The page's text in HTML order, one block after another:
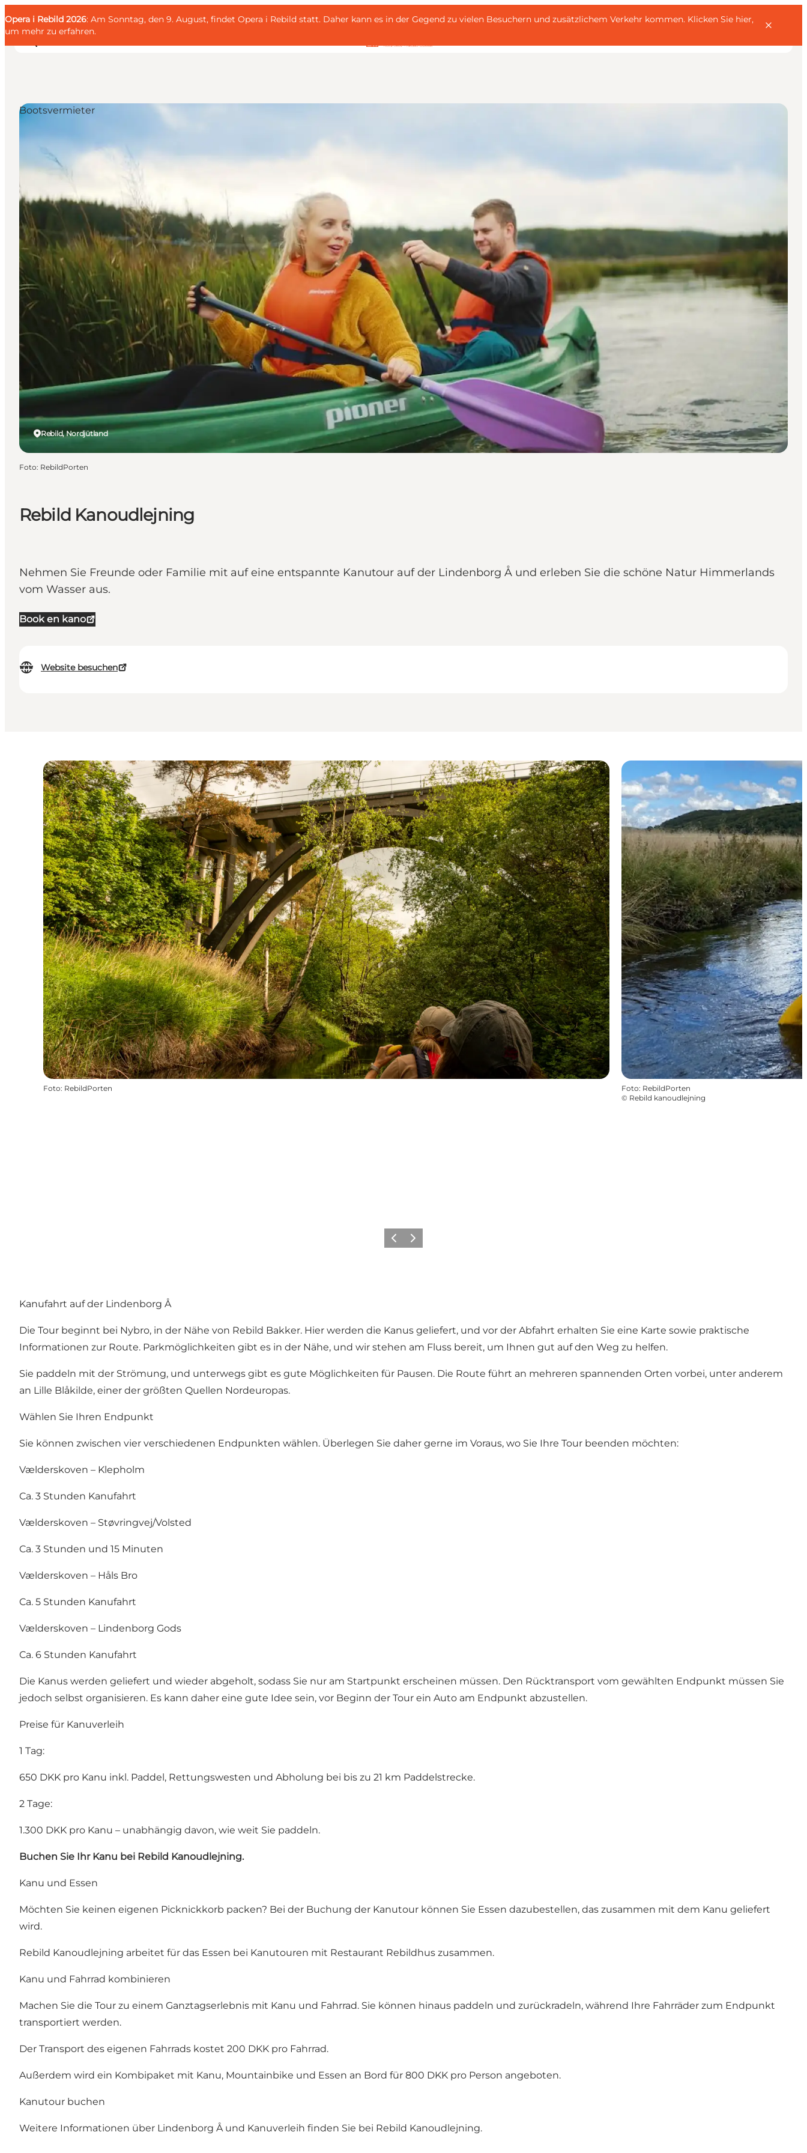
Opera i Rebild 2026: Am Sonntag, den 9. August, findet Opera i Rebild statt. Daher kann es in der Gegend zu vielen Besuchern und zusätzlichem Verkehr kommen. Klicken Sie hier,
um mehr zu erfahren.
Liebespaar
Entdecker
Aktive
KALENDER & EVENTS
KARTEN
REISEPLANUNG
GästeDeutsch
Rebild Kanoudlejning
Nehmen Sie Freunde oder Familie mit auf eine entspannte Kanutour auf der Lindenborg Å und erleben Sie die schöne Natur Himmerlands
vom Wasser aus.
Book en kano
Website besuchen
Rebild, Nordjütland
Bootsvermieter
Foto: RebildPorten
Foto: RebildPorten Foto: RebildPorten
© Rebild kanoudlejning
Vorherige Folie
Nächste Folie
Kanufahrt auf der Lindenborg Å
Die Tour beginnt bei Nybro, in der Nähe von Rebild Bakker. Hier werden die Kanus geliefert, und vor der Abfahrt erhalten Sie eine Karte sowie praktische
Informationen zur Route. Parkmöglichkeiten gibt es in der Nähe, und wir stehen am Fluss bereit, um Ihnen gut auf den Weg zu helfen.
Sie paddeln mit der Strömung, und unterwegs gibt es gute Möglichkeiten für Pausen. Die Route führt an mehreren spannenden Orten vorbei, unter anderem
an Lille Blåkilde, einer der größten Quellen Nordeuropas.
Wählen Sie Ihren Endpunkt
Sie können zwischen vier verschiedenen Endpunkten wählen. Überlegen Sie daher gerne im Voraus, wo Sie Ihre Tour beenden möchten:
Vælderskoven – Klepholm
Ca. 3 Stunden Kanufahrt
Vælderskoven – Støvringvej/Volsted
Ca. 3 Stunden und 15 Minuten
Vælderskoven – Håls Bro
Ca. 5 Stunden Kanufahrt
Vælderskoven – Lindenborg Gods
Ca. 6 Stunden Kanufahrt
Die Kanus werden geliefert und wieder abgeholt, sodass Sie nur am Startpunkt erscheinen müssen. Den Rücktransport vom gewählten Endpunkt müssen Sie
jedoch selbst organisieren. Es kann daher eine gute Idee sein, vor Beginn der Tour ein Auto am Endpunkt abzustellen.
Preise für Kanuverleih
1 Tag:
650 DKK pro Kanu inkl. Paddel, Rettungswesten und Abholung bei bis zu 21 km Paddelstrecke.
2 Tage:
1.300 DKK pro Kanu – unabhängig davon, wie weit Sie paddeln.
Buchen Sie Ihr Kanu bei Rebild Kanoudlejning.
Kanu und Essen
Möchten Sie keinen eigenen Picknickkorb packen? Bei der Buchung der Kanutour können Sie Essen dazubestellen, das zusammen mit dem Kanu geliefert
wird.
Rebild Kanoudlejning arbeitet für das Essen bei Kanutouren mit Restaurant Rebildhus zusammen.
Kanu und Fahrrad kombinieren
Machen Sie die Tour zu einem Ganztagserlebnis mit Kanu und Fahrrad. Sie können hinaus paddeln und zurückradeln, während Ihre Fahrräder zum Endpunkt
transportiert werden.
Der Transport des eigenen Fahrrads kostet 200 DKK pro Fahrrad.
Außerdem wird ein Kombipaket mit Kanu, Mountainbike und Essen an Bord für 800 DKK pro Person angeboten.
Kanutour buchen
Weitere Informationen über Lindenborg Å und Kanuverleih finden Sie bei Rebild Kanoudlejning.